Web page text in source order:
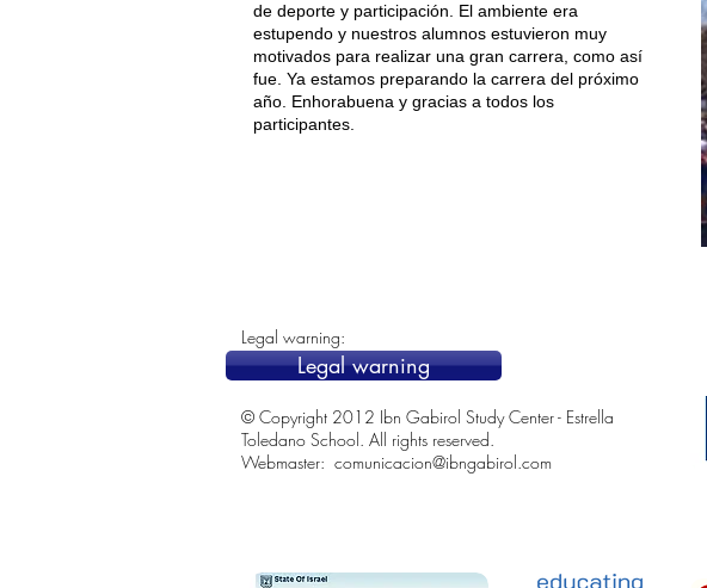
de deporte y participación. El ambiente era
estupendo y nuestros alumnos estuvieron muy
motivados para realizar una gran carrera, como así
fue. Ya estamos preparando la carrera del próximo
año. Enhorabuena y gracias a todos los
participantes.
Legal warning:
© Copyright 2012 Ibn Gabirol Study Center - Estrella
Toledano School. All rights reserved.
Webmaster: comunicacion@ibngabirol.com
Legal warning